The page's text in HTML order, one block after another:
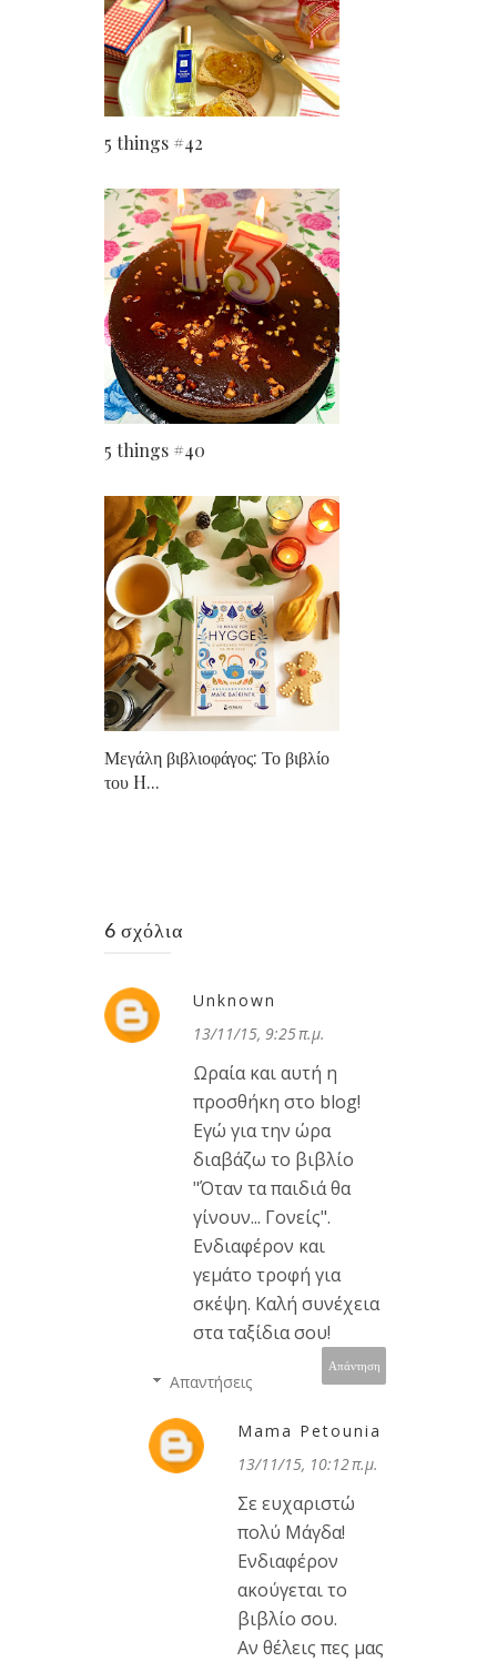
5 things #42
5 things #40
Μεγάλη βιβλιοφάγος: Το βιβλίο
του H...
6 σχόλια
Unknown
13/11/15, 9:25 π.μ.
Ωραία και αυτή η
προσθήκη στο blog!
Εγώ για την ώρα
διαβάζω το βιβλίο
"Όταν τα παιδιά θα
γίνουν... Γονείς".
Ενδιαφέρον και
γεμάτο τροφή για
σκέψη. Καλή συνέχεια
στα ταξίδια σου!
Απάντηση
Απαντήσεις
Mama Petounia
13/11/15, 10:12 π.μ.
Σε ευχαριστώ
πολύ Μάγδα!
Ενδιαφέρον
ακούγεται το
βιβλίο σου.
Αν θέλεις πες μας